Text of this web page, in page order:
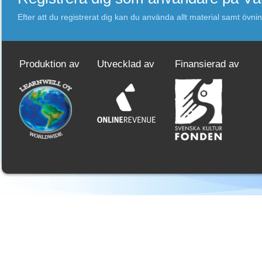
Efter att du registrerat dig kan du använda allt material samt
Produktion av Utvecklad av Finansierad av